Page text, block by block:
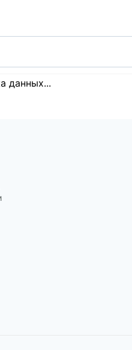
данных...